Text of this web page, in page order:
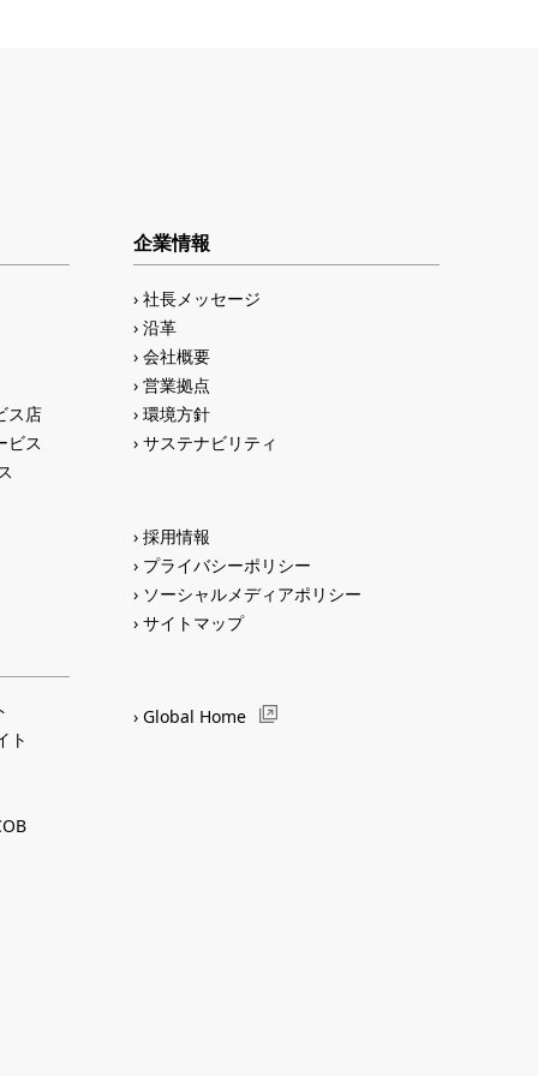
ス店
ビス
ト
企業情報
社長メッセージ
沿革
会社概要
営業拠点
環境方針
サステナビリティ
採用情報
プライバシーポリシー
ソーシャルメディアポリシー
サイトマップ
Global Home